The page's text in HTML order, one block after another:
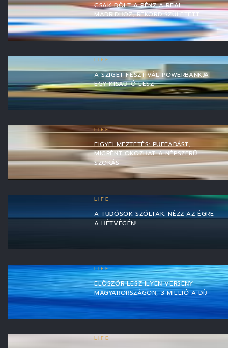
CSAK DŐLT A PÉNZ A REAL
MADRIDHOZ, REKORD SZÜLETETT
LIFE
A SZIGET FESZTIVÁL POWERBANKJA
EGY KISAUTÓ LESZ
LIFE
FIGYELMEZTETÉS: PUFFADÁST,
MIGRÉNT OKOZHAT A NÉPSZERŰ
SZOKÁS
LIFE
A TUDÓSOK SZÓLTAK: NÉZZ AZ ÉGRE
A HÉTVÉGÉN!
LIFE
ELŐSZÖR LESZ ILYEN VERSENY
MAGYARORSZÁGON, 3 MILLIÓ A DÍJ
LIFE